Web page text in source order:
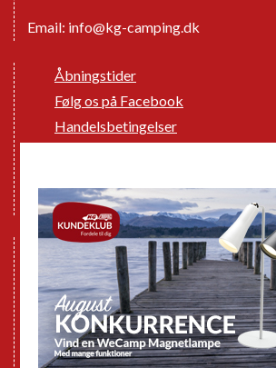
Email: info@kg-camping.dk
Åbningstider
Følg os på Facebook
Handelsbetingelser
GPDR - Optagelse af foto og video
Nye Campingvogne
Nye Autocampere og Vans
Brugte Campingvogne
Brugte Autocampere og Vans
Webshop